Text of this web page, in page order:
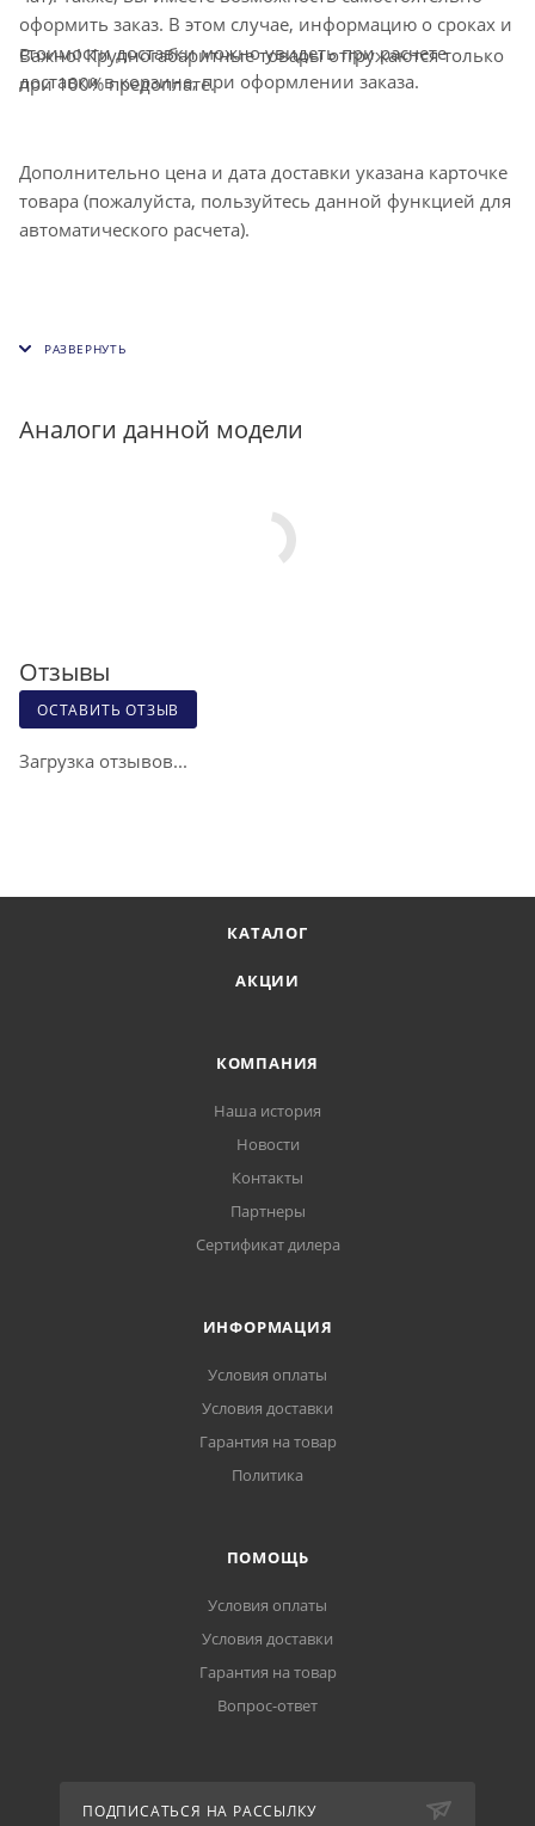
оформить заказ. В этом случае, информацию о сроках и
стоимости доставки можно увидеть при расчете
доставки в корзине, при оформлении заказа.
Важно! Крупногабаритные товары отгружаются только
при 100% предоплате.
Дополнительно цена и дата доставки указана карточке
товара (пожалуйста, пользуйтесь данной функцией для
автоматического расчета).
Аналоги данной модели
Отзывы
ОСТАВИТЬ ОТЗЫВ
Загрузка отзывов...
КАТАЛОГ
АКЦИИ
КОМПАНИЯ
Наша история
Новости
Контакты
Партнеры
Сертификат дилера
ИНФОРМАЦИЯ
Условия оплаты
Условия доставки
Гарантия на товар
Политика
ПОМОЩЬ
Условия оплаты
Условия доставки
Гарантия на товар
Вопрос-ответ
ПОДПИСАТЬСЯ НА РАССЫЛКУ